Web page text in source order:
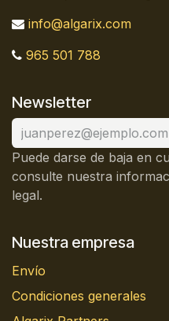
info@algarix.com
965 501 788
Newsletter
Puede darse de baja en
consulte nuestra
legal.
Nuestra empresa
Envío
Condiciones generales